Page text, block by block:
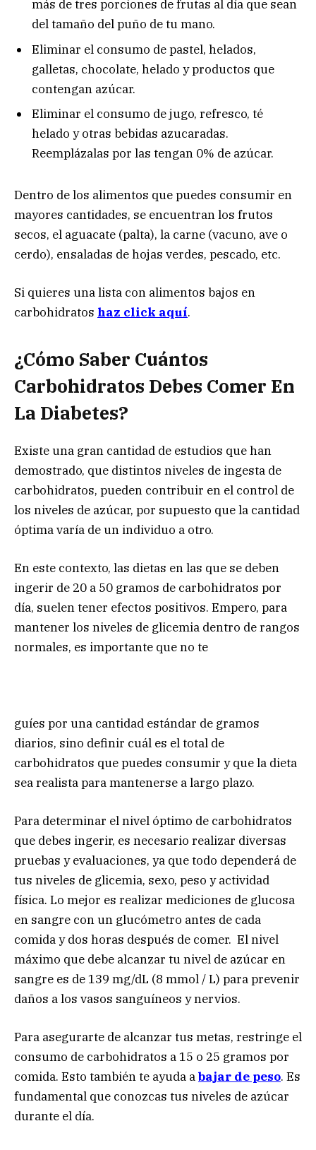
más de tres porciones de frutas al día que sean
del tamaño del puño de tu mano.
Eliminar el consumo de pastel, helados,
galletas, chocolate, helado y productos que
contengan azúcar.
Eliminar el consumo de jugo, refresco, té
helado y otras bebidas azucaradas.
Reemplázalas por las tengan 0% de azúcar.
Dentro de los alimentos que puedes consumir en
mayores cantidades, se encuentran los frutos
secos, el aguacate (palta), la carne (vacuno, ave o
cerdo), ensaladas de hojas verdes, pescado, etc.
Si quieres una lista con alimentos bajos en
carbohidratos haz click aquí.
¿Cómo Saber Cuántos
Carbohidratos Debes Comer En
La Diabetes?
Existe una gran cantidad de estudios que han
demostrado, que distintos niveles de ingesta de
carbohidratos, pueden contribuir en el control de
los niveles de azúcar, por supuesto que la cantidad
óptima varía de un individuo a otro.
En este contexto, las dietas en las que se deben
ingerir de 20 a 50 gramos de carbohidratos por
día, suelen tener efectos positivos. Empero, para
mantener los niveles de glicemia dentro de rangos
normales, es importante que no te
guíes por una cantidad estándar de gramos
diarios, sino definir cuál es el total de
carbohidratos que puedes consumir y que la dieta
sea realista para mantenerse a largo plazo.
Para determinar el nivel óptimo de carbohidratos
que debes ingerir, es necesario realizar diversas
pruebas y evaluaciones, ya que todo dependerá de
tus niveles de glicemia, sexo, peso y actividad
física. Lo mejor es realizar mediciones de glucosa
en sangre con un glucómetro antes de cada
comida y dos horas después de comer. El nivel
máximo que debe alcanzar tu nivel de azúcar en
sangre es de 139 mg/dL (8 mmol / L) para prevenir
daños a los vasos sanguíneos y nervios.
Para asegurarte de alcanzar tus metas, restringe el
consumo de carbohidratos a 15 o 25 gramos por
comida. Esto también te ayuda abajar de peso. Es
fundamental que conozcas tus niveles de azúcar
durante el día.